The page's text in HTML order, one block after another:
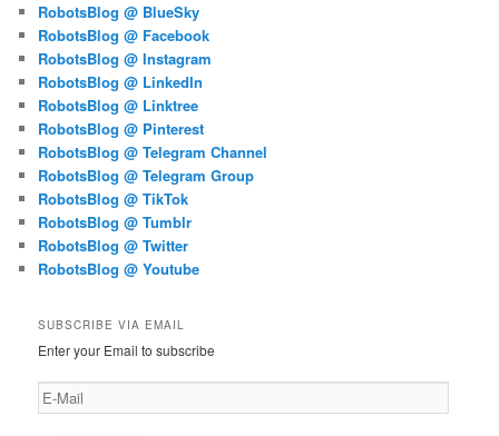
RobotsBlog @ BlueSky
RobotsBlog @ Facebook
RobotsBlog @ Instagram
RobotsBlog @ LinkedIn
RobotsBlog @ Linktree
RobotsBlog @ Pinterest
RobotsBlog @ Telegram Channel
RobotsBlog @ Telegram Group
RobotsBlog @ TikTok
RobotsBlog @ Tumblr
RobotsBlog @ Twitter
RobotsBlog @ Youtube
SUBSCRIBE VIA EMAIL
Enter your Email to subscribe
E-
Mail